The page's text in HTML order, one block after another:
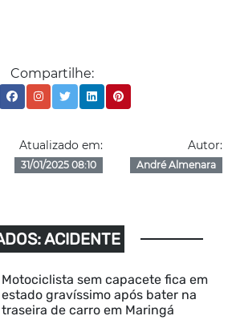
Compartilhe:
Atualizado em:
31/01/2025 08:10
Autor:
André Almenara
ACIDENTE
Motociclista sem capacete fica em
estado gravíssimo após bater na
traseira de carro em Maringá